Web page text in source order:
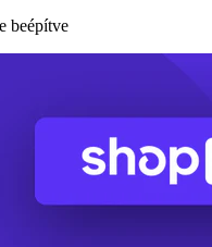
beépítve